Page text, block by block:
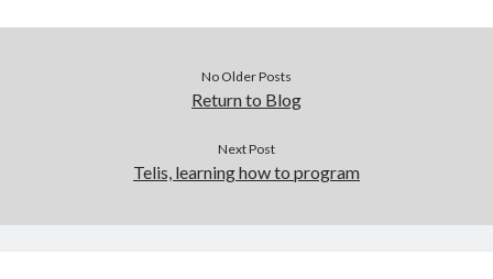
No Older Posts
Return to Blog
Next Post
Telis, learning how to program